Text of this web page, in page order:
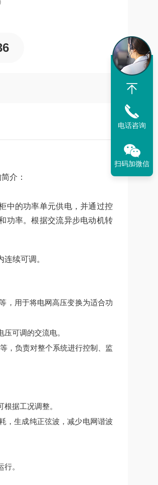
介：
中的功率单元供电，并通过控
功率。根据交流异步电动机转
续可调。
，用于将电网高压变换为适合功
可调的交流电。
，负责对整个系统进行控制、监
据工况调整。
，生成纯正弦波，减少电网谐波
。
电话咨询
扫码加微信